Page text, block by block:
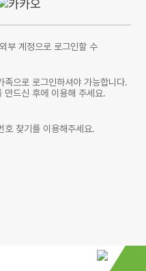
부 계정으로 로그인할 수
족으로 로그인하셔야 가능합니다.
만드신 후에 이용해 주세요.
호 찾기를 이용해주세요.